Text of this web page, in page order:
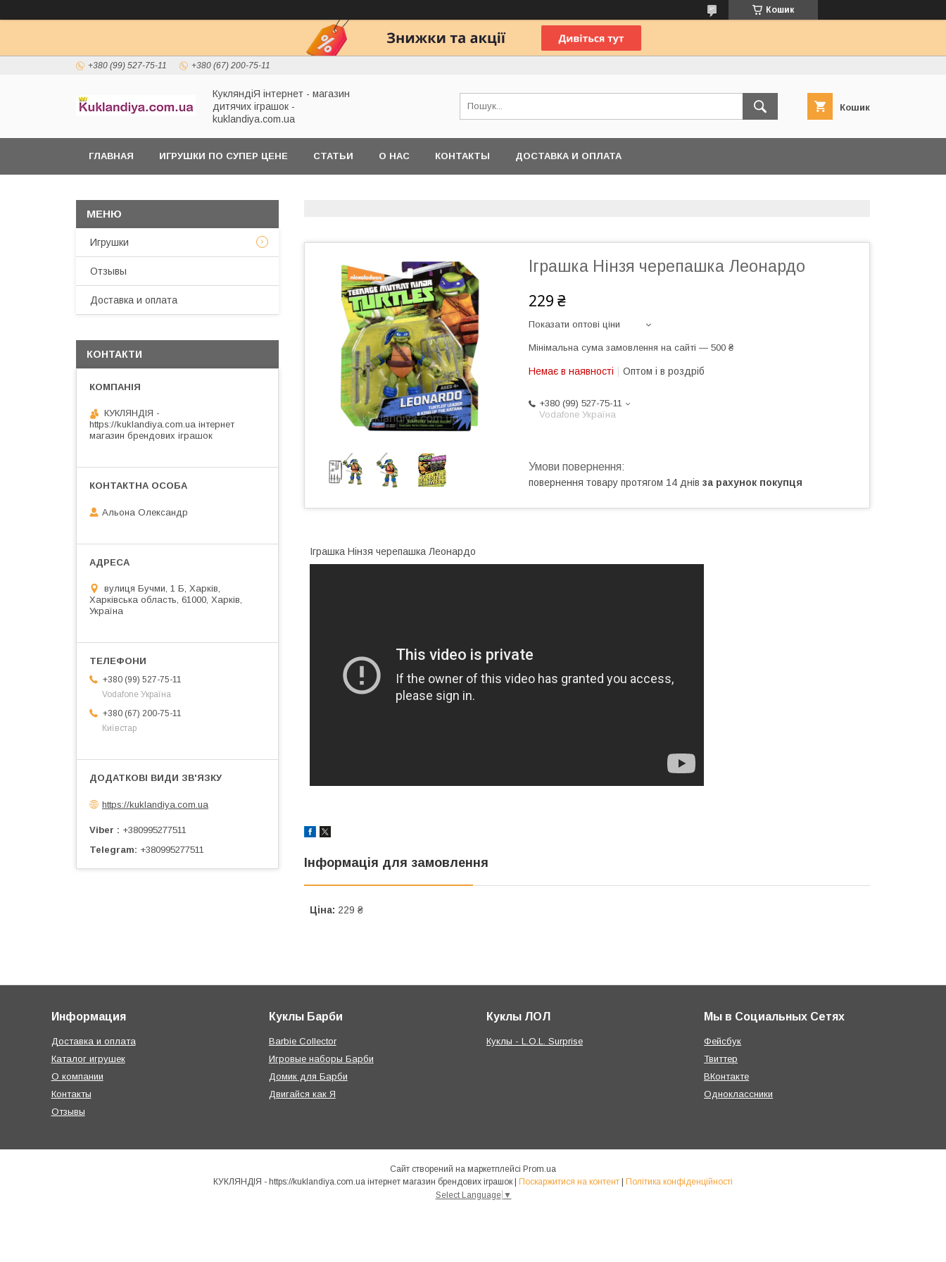
Кошик
+380 (99) 527-75-11 +380 (67) 200-75-11
КукляндіЯ інтернет - магазин
дитячих іграшок -
kuklandiya.com.ua
Кошик
ГЛАВНАЯ ИГРУШКИ ПО СУПЕР ЦЕНЕ СТАТЬИ О НАС КОНТАКТЫ ДОСТАВКА И ОПЛАТА
Іграшка Нінзя черепашка Леонардо
229 ₴
Показати оптові ціни
Мінімальна сума замовлення на сайті — 500 ₴
Немає в наявності Оптом і в роздріб
+380 (99) 527-75-11
Vodafone Україна
повернення товару протягом 14 днів за рахунок покупця
Іграшка Нінзя черепашка Леонардо
Інформація для замовлення
Ціна: 229 ₴
Игрушки
Отзывы
Доставка и оплата
КОНТАКТИ
КУКЛЯНДІЯ -
https://kuklandiya.com.ua інтернет
магазин брендових іграшок
Альона Олександр
вулиця Бучми, 1 Б, Харків,
Харківська область, 61000, Харків,
Україна
+380 (99) 527-75-11
Vodafone Україна
+380 (67) 200-75-11
Київстар
https://kuklandiya.com.ua
Viber
+380995277511
Telegram
+380995277511
Информация
Доставка и оплата
Каталог игрушек
О компании
Контакты
Отзывы
Куклы Барби
Barbie Collector
Игровые наборы Барби
Домик для Барби
Двигайся как Я
Куклы ЛОЛ
Куклы - L.O.L. Surprise
Мы в Социальных Сетях
Фейсбук
Твиттер
ВКонтакте
Одноклассники
Сайт створений на маркетплейсі Prom.ua
Поскаржитися на контент
Політика конфіденційності
Select Language ▼